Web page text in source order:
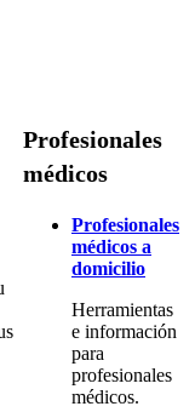
Profesionales
médicos
Profesionales
médicos a
domicilio
Herramientas
e información
para
profesionales
médicos.